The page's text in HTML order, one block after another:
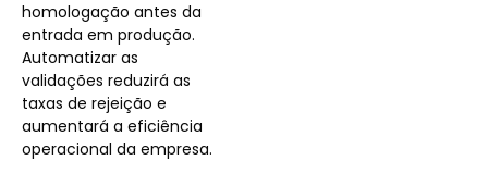
homologação antes da
entrada em produção.
Automatizar as
validações reduzirá as
taxas de rejeição e
aumentará a eficiência
operacional da empresa.